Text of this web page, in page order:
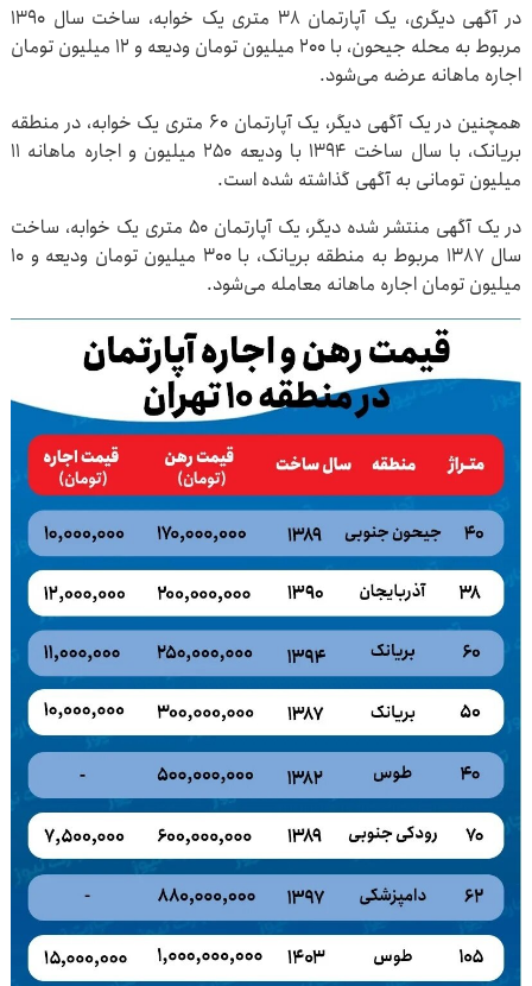
در آگهی دیگری، یک آپارتمان ۳۸ متری یک خوابه، ساخت سال ۱۳۹۰
مربوط به محله جیحون، با ۲۰۰ میلیون تومان ودیعه و ۱۲ میلیون تومان
اجاره ماهانه عرضه می‌شود.
همچنین در یک آگهی دیگر، یک آپارتمان ۶۰ متری یک خوابه، در منطقه
بریانک، با سال ساخت ۱۳۹۴ با ودیعه ۲۵۰ میلیون و اجاره ماهانه ۱۱
میلیون تومانی به آگهی گذاشته شده است.
در یک آگهی منتشر شده دیگر، یک آپارتمان ۵۰ متری یک خوابه، ساخت
سال ۱۳۸۷ مربوط به منطقه بریانک، با ۳۰۰ میلیون تومان ودیعه و ۱۰
میلیون تومان اجاره ماهانه معامله می‌شود.